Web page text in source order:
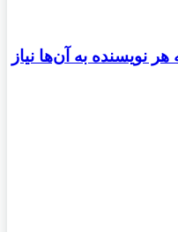
هر نویسنده به آن‌ها نیاز